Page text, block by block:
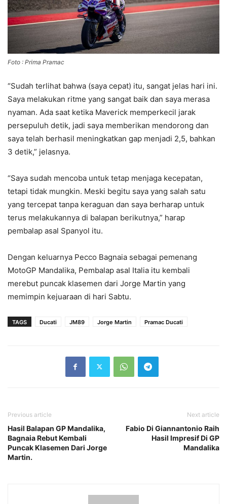
Foto : Prima Pramac
“Sudah terlihat bahwa (saya cepat) itu, sangat jelas hari ini.
Saya melakukan ritme yang sangat baik dan saya merasa
nyaman. Ada saat ketika Maverick memperkecil jarak
persepuluh detik, jadi saya memberikan mendorong dan
saya telah berhasil meningkatkan gap menjadi 2,5, bahkan
3 detik,” jelasnya.
“Saya sudah mencoba untuk tetap menjaga kecepatan,
tetapi tidak mungkin. Meski begitu saya yang salah satu
yang tercepat tanpa keraguan dan saya berharap untuk
terus melakukannya di balapan berikutnya,” harap
pembalap asal Spanyol itu.
Dengan keluarnya Pecco Bagnaia sebagai pemenang
MotoGP Mandalika, Pembalap asal Italia itu kembali
merebut puncak klasemen dari Jorge Martin yang
memimpin kejuaraan di hari Sabtu.
TAGS Ducati JM89 Jorge Martin Pramac Ducati
Previous article
Hasil Balapan GP Mandalika,
Bagnaia Rebut Kembali
Puncak Klasemen Dari Jorge
Martin.
Next article
Fabio Di Giannantonio Raih
Hasil Impresif Di GP
Mandalika